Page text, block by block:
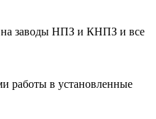
на заводы НПЗ и КНПЗ и все
работы в установленные